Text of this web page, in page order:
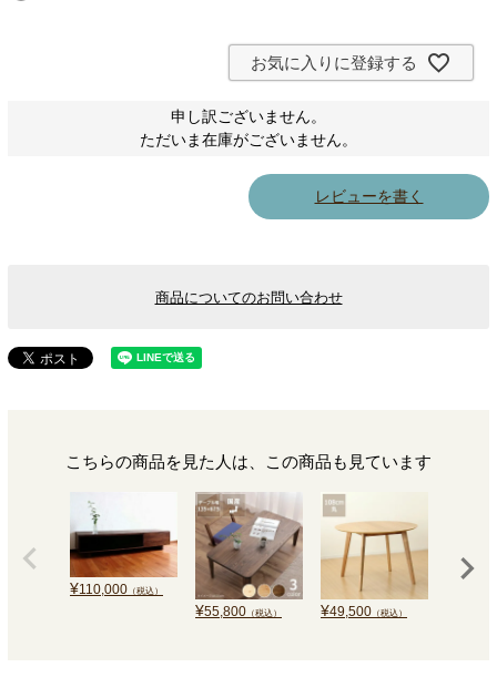
お気に入りに登録する
申し訳ございません。
ただいま在庫がございません。
レビューを書く
商品についてのお問い合わせ
こちらの商品を見た人は、この商品も見ています
¥110,000 （税込）
¥55,800 （税込） ¥49,500 （税込）